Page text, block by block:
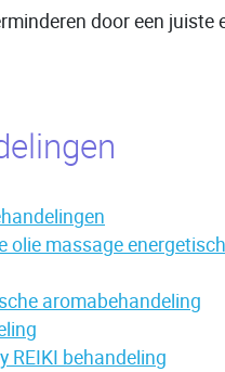
door een juiste
olie massage
aromabehandeling
REIKI behandeling